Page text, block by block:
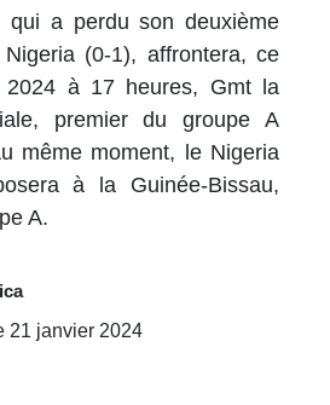
qui a perdu son deuxième
(0-1), affrontera, ce
2024 à 17 heures, Gmt la
premier du groupe A
même moment, le Nigeria
à la Guinée-Bissau,
A.
21 janvier 2024